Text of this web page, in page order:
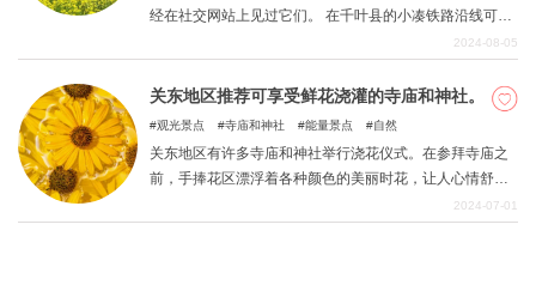
关於DEEPLOG
隐私政策
经在社交网站上见过它们。 在千叶县的小凑铁路沿线可以
看到这一景象。 当然，樱花的花期有限，下一次看到樱花
新绿、银杏树和雪景，非常适合拍摄季节性自然景观与火
车的完美结合。 即使是下雨天，无论您在什么时候、什么
2024-08-05
关东地区推荐可享受鲜花浇灌的寺庙和神社。
观光景点 寺庙和神社 能量景点 自然
关东地区有许多寺庙和神社举行浇花仪式。在参拜寺庙之
前，手捧花区漂浮着各种颜色的美丽时花，让人心情舒
畅。有的使用神社或寺庙周围盛开的时令鲜花，不同地方
2024-07-01